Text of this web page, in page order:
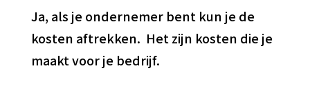
Ja, als je ondernemer bent kun je de
kosten aftrekken. Het zijn kosten die je
maakt voor je bedrijf.